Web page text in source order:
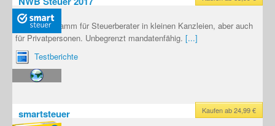
Steuer-Programm für Steuerberater in kleinen Kanzleien, aber auch
für Privatpersonen. Unbegrenzt mandatenfähig. [...]
Testberichte
Kaufen ab 24,99 €
smartsteuer